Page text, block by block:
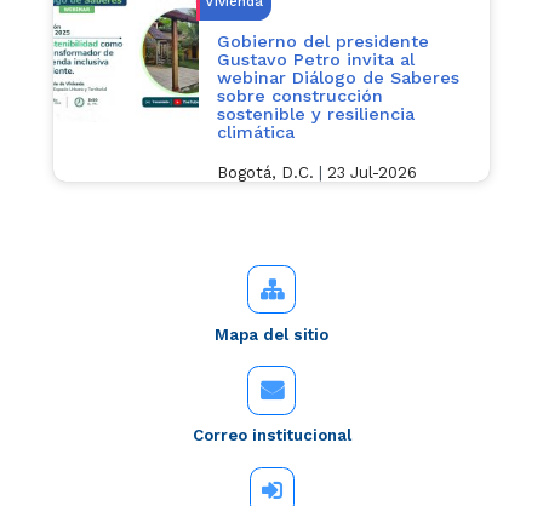
Gobierno del presidente
Gustavo Petro invita al
webinar Diálogo de Saberes
sobre construcción
sostenible y resiliencia
climática
Bogotá, D.C. 23 Jul-2026
Mapa del sitio
Correo institucional